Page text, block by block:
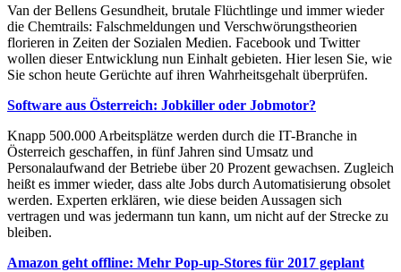
Van der Bellens Gesundheit, brutale Flüchtlinge und immer wieder
die Chemtrails: Falschmeldungen und Verschwörungstheorien
florieren in Zeiten der Sozialen Medien. Facebook und Twitter
wollen dieser Entwicklung nun Einhalt gebieten. Hier lesen Sie, wie
Sie schon heute Gerüchte auf ihren Wahrheitsgehalt überprüfen.
Software aus Österreich: Jobkiller oder Jobmotor?
Knapp 500.000 Arbeitsplätze werden durch die IT-Branche in
Österreich geschaffen, in fünf Jahren sind Umsatz und
Personalaufwand der Betriebe über 20 Prozent gewachsen. Zugleich
heißt es immer wieder, dass alte Jobs durch Automatisierung obsolet
werden. Experten erklären, wie diese beiden Aussagen sich
vertragen und was jedermann tun kann, um nicht auf der Strecke zu
bleiben.
Amazon geht offline: Mehr Pop-up-Stores für 2017 geplant